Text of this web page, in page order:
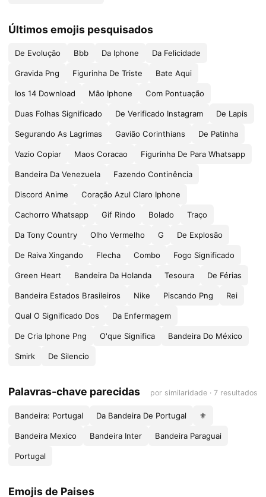
Últimos emojis pesquisados
De Evolução Bbb Da Iphone Da Felicidade
Gravida Png Figurinha De Triste Bate Aqui
Ios 14 Download Mão Iphone Com Pontuação
Duas Folhas Significado De Verificado Instagram De Lapis
Segurando As Lagrimas Gavião Corinthians De Patinha
Vazio Copiar Maos Coracao Figurinha De Para Whatsapp
Bandeira Da Venezuela Fazendo Continência
Discord Anime Coração Azul Claro Iphone
Cachorro Whatsapp Gif Rindo Bolado Traço
Da Tony Country Olho Vermelho G De Explosão
De Raiva Xingando Flecha Combo Fogo Significado
Green Heart Bandeira Da Holanda Tesoura De Férias
Bandeira Estados Brasileiros Nike Piscando Png Rei
Qual O Significado Dos Da Enfermagem
De Cria Iphone Png O'que Significa Bandeira Do México
Smirk De Silencio
Palavras-chave parecidas por similaridade · 7 resultados
Bandeira: Portugal Da Bandeira De Portugal ⚜️
Bandeira Mexico Bandeira Inter Bandeira Paraguai
Portugal
Emojis de Paises